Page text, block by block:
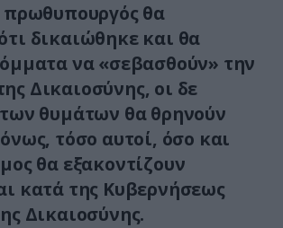
πρωθυπουργός θα
δικαιώθηκε και θα
να «σεβασθούν» την
Δικαιοσύνης, οι δε
των θυμάτων θα θρηνούν
τόσο αυτοί, όσο και
θα εξακοντίζουν
κατά της Κυβερνήσεως
Δικαιοσύνης.